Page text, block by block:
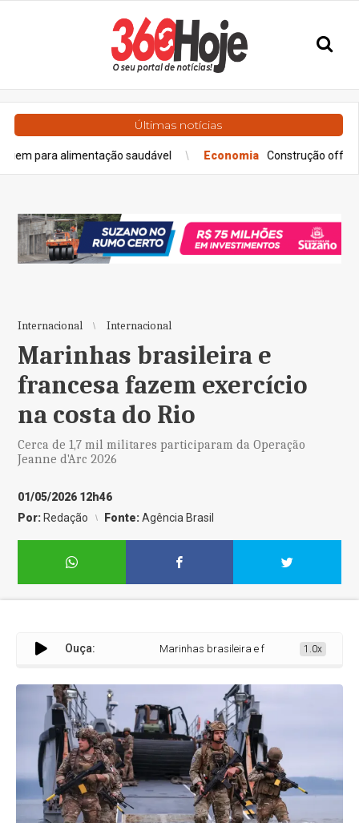
Últimas notícias
saudável Economia Construção off-site requer
Internacional Internacional
Marinhas brasileira e
francesa fazem exercício
na costa do Rio
Cerca de 1,7 mil militares participaram da Operação
Jeanne d'Arc 2026
01/05/2026 12h46
Por: Redação Fonte:Agência Brasil
Ouça: Marinhas brasileira e francesa fazem
1.0x